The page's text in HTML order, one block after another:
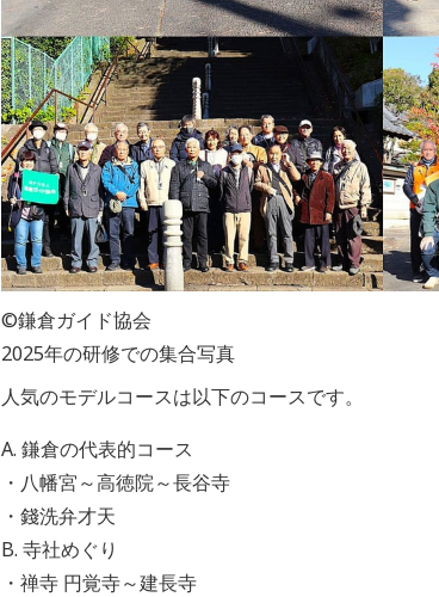
©鎌倉ガイド協会
2025年の研修での集合写真
人気のモデルコースは以下のコースです。
A. 鎌倉の代表的コース
・八幡宮～高徳院～長谷寺
・錢洗弁才天
B. 寺社めぐり
・禅寺 円覚寺～建長寺